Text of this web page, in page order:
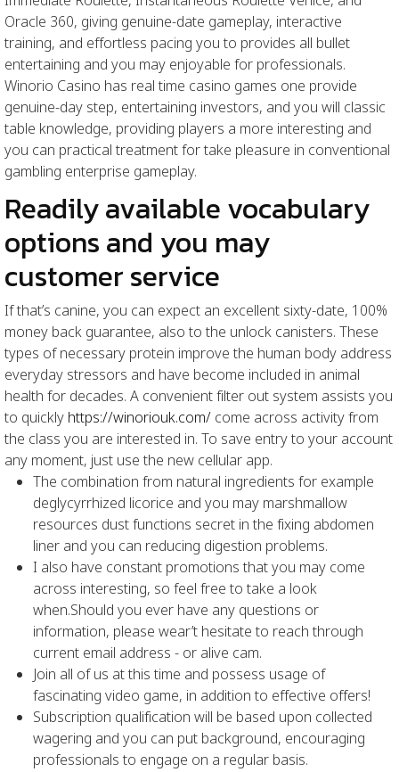
Oracle 360, giving genuine-date gameplay, interactive
training, and effortless pacing you to provides all bullet
entertaining and you may enjoyable for professionals.
Winorio Casino has real time casino games one provide
genuine-day step, entertaining investors, and you will classic
table knowledge, providing players a more interesting and
you can practical treatment for take pleasure in conventional
gambling enterprise gameplay.
Readily available vocabulary
options and you may
customer service
If that’s canine, you can expect an excellent sixty-date, 100%
money back guarantee, also to the unlock canisters. These
types of necessary protein improve the human body address
everyday stressors and have become included in animal
health for decades. A convenient filter out system assists you
to quickly https://winoriouk.com/ come across activity from
the class you are interested in. To save entry to your account
any moment, just use the new cellular app.
The combination from natural ingredients for example
deglycyrrhized licorice and you may marshmallow
resources dust functions secret in the fixing abdomen
liner and you can reducing digestion problems.
I also have constant promotions that you may come
across interesting, so feel free to take a look
when.Should you ever have any questions or
information, please wear’t hesitate to reach through
current email address - or alive cam.
Join all of us at this time and possess usage of
fascinating video game, in addition to effective offers!
Subscription qualification will be based upon collected
wagering and you can put background, encouraging
professionals to engage on a regular basis.